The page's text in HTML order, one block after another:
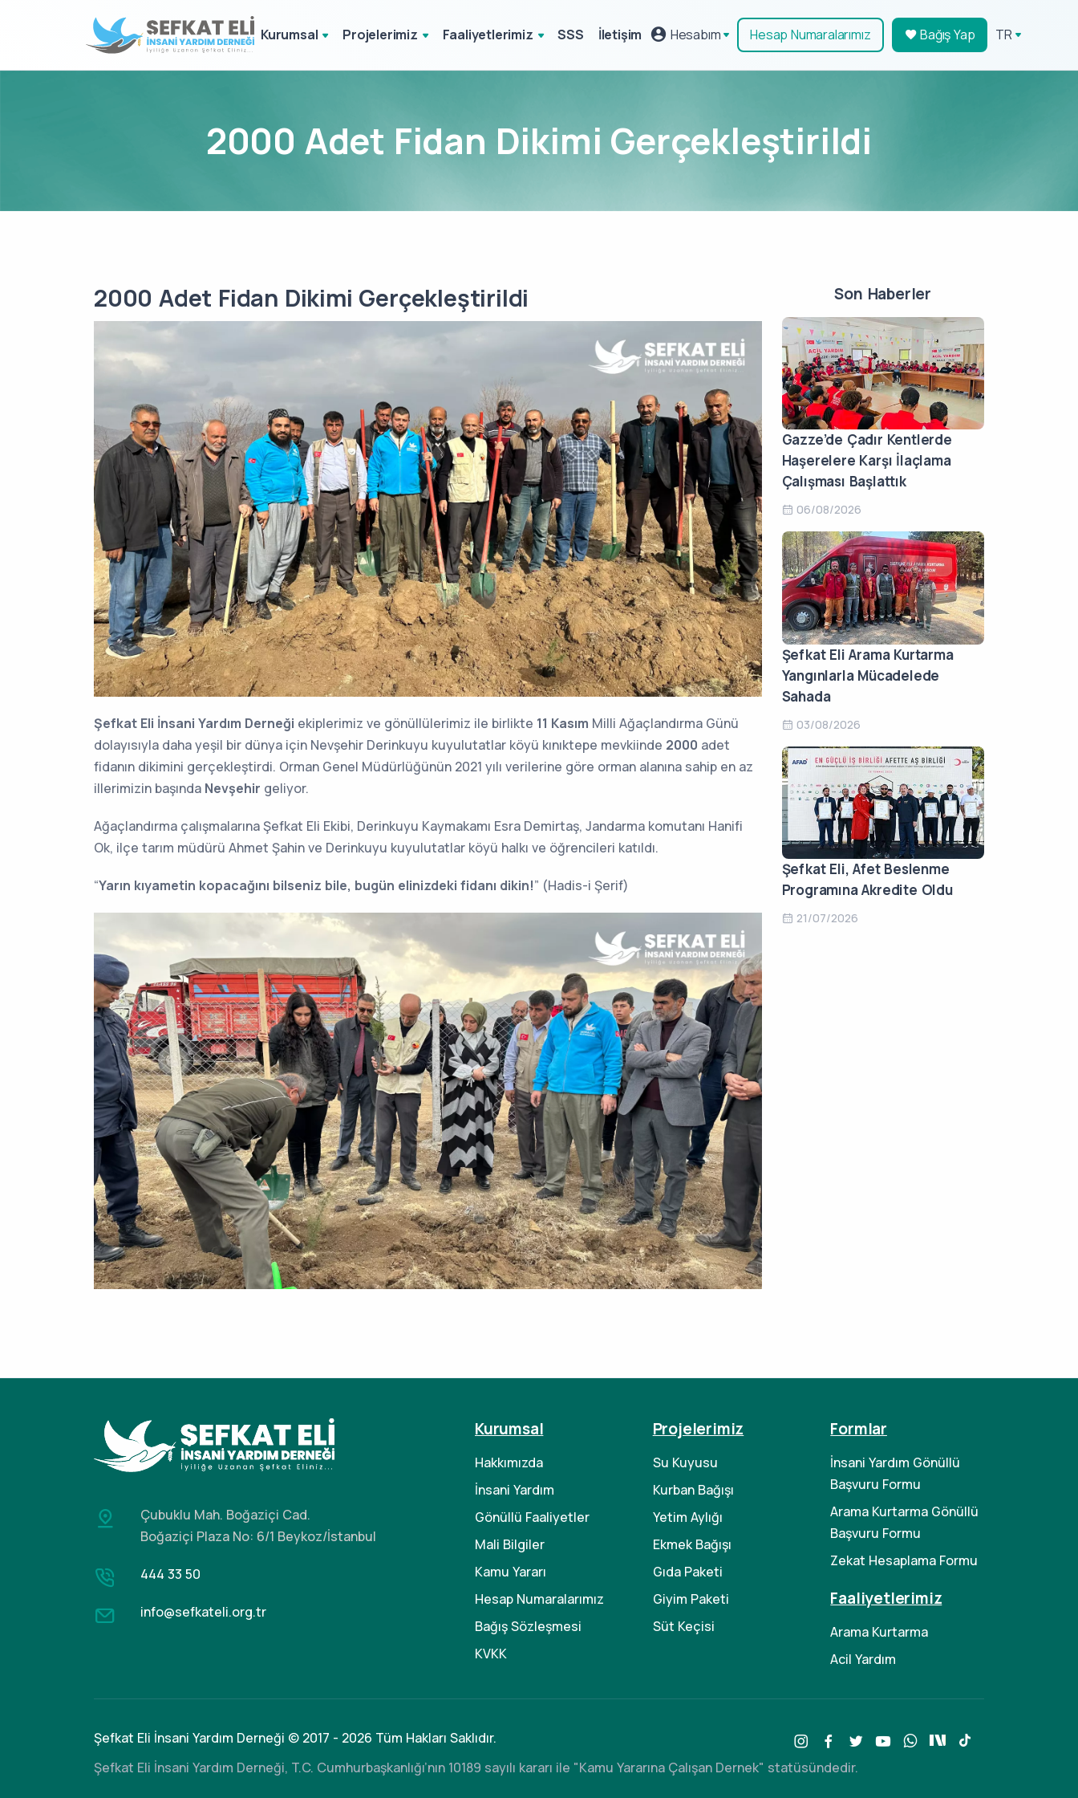
Kurumsal Projelerimiz Faaliyetlerimiz SSS İletişim Hesabım Hesap Numaralarımız Bağış Yap TR
2000 Adet Fidan Dikimi Gerçekleştirildi
2000 Adet Fidan Dikimi Gerçekleştirildi
Şefkat Eli İnsani Yardım Derneği ekiplerimiz ve gönüllülerimiz ile birlikte 11 Kasım Milli Ağaçlandırma Günü
dolayısıyla daha yeşil bir dünya için Nevşehir Derinkuyu kuyulutatlar köyü kınıktepe mevkiinde 2000 adet
fidanın dikimini gerçekleştirdi. Orman Genel Müdürlüğünün 2021 yılı verilerine göre orman alanına sahip en az
illerimizin başında Nevşehir geliyor.
Ağaçlandırma çalışmalarına Şefkat Eli Ekibi, Derinkuyu Kaymakamı Esra Demirtaş, Jandarma komutanı Hanifi
Ok, ilçe tarım müdürü Ahmet Şahin ve Derinkuyu kuyulutatlar köyü halkı ve öğrencileri katıldı.
“Yarın kıyametin kopacağını bilseniz bile, bugün elinizdeki fidanı dikin!” (Hadis-i Şerif)
Son Haberler
Gazze’de Çadır Kentlerde
Haşerelere Karşı İlaçlama
Çalışması Başlattık
06/08/2026
Şefkat Eli Arama Kurtarma
Yangınlarla Mücadelede
Sahada
03/08/2026
Şefkat Eli, Afet Beslenme
Programına Akredite Oldu
21/07/2026
Çubuklu Mah. Boğaziçi Cad.
Boğaziçi Plaza No: 6/1 Beykoz/İstanbul
444 33 50
info@sefkateli.org.tr
Kurumsal
Hakkımızda
İnsani Yardım
Gönüllü Faaliyetler
Mali Bilgiler
Kamu Yararı
Hesap Numaralarımız
Bağış Sözleşmesi
KVKK
Projelerimiz
Su Kuyusu
Kurban Bağışı
Yetim Aylığı
Ekmek Bağışı
Gıda Paketi
Giyim Paketi
Süt Keçisi
Formlar
İnsani Yardım Gönüllü
Başvuru Formu
Arama Kurtarma Gönüllü
Başvuru Formu
Zekat Hesaplama Formu
Faaliyetlerimiz
Arama Kurtarma
Acil Yardım
Şefkat Eli İnsani Yardım Derneği © 2017 - 2026 Tüm Hakları Saklıdır.
Şefkat Eli İnsani Yardım Derneği, T.C. Cumhurbaşkanlığı’nın 10189 sayılı kararı ile "Kamu Yararına Çalışan Dernek" statüsündedir.